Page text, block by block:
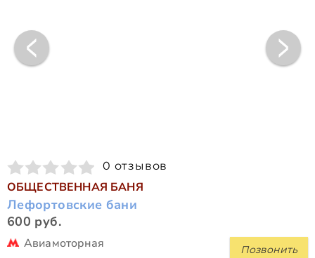
0 отзывов
ОБЩЕСТВЕННАЯ БАНЯ
Лефортовские бани
600 руб.
Позвонить
Авиамоторная